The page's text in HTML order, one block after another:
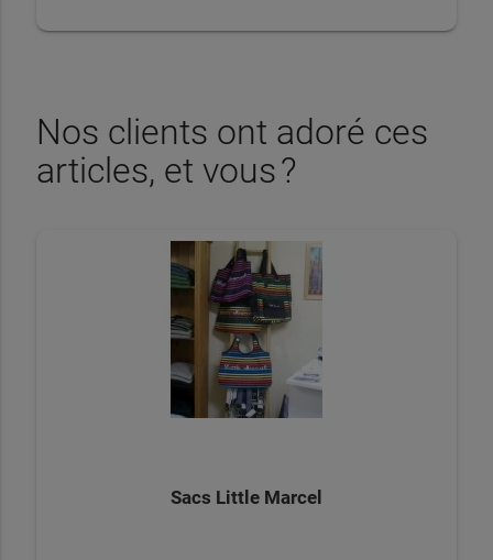
Nos clients ont adoré ces
articles, et vous ?
Sacs Little Marcel